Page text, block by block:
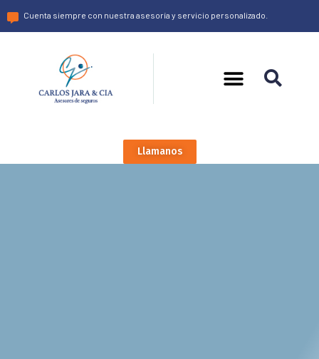
Cuenta siempre con nuestra asesoría y servicio personalizado.
Llamanos